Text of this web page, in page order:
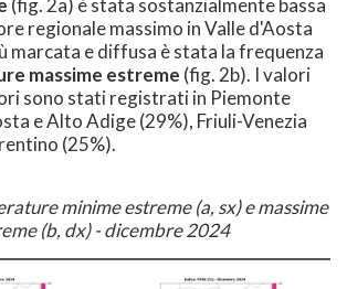
(fig. 2a) è stata sostanzialmente bassa
regionale massimo in Valle d'Aosta
marcata e diffusa è stata la frequenza
massime estreme (fig. 2b). I valori
sono stati registrati in Piemonte
e Alto Adige (29%), Friuli-Venezia
(25%).
minime estreme (a, sx) e massime
(b, dx) - dicembre 2024